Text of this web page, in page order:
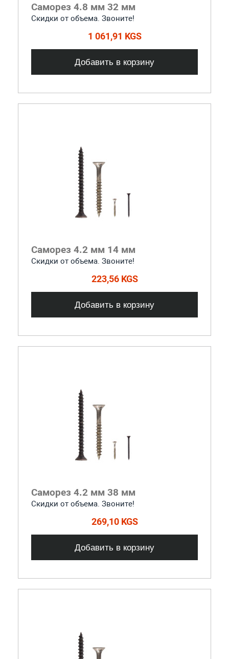
Саморез 4.8 мм 32 мм
Скидки от объема. Звоните!
1 061,91 KGS
Добавить в корзину
Саморез 4.2 мм 14 мм
Скидки от объема. Звоните!
223,56 KGS
Добавить в корзину
Саморез 4.2 мм 38 мм
Скидки от объема. Звоните!
269,10 KGS
Добавить в корзину